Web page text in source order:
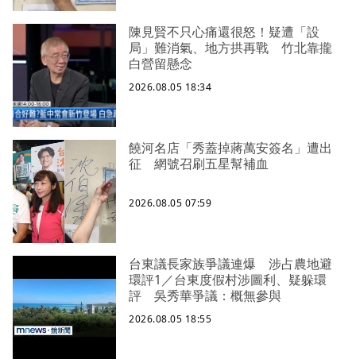
陳見賢不只心痛還很怒！疑遭「設
局」難消氣、地方拱再戰 竹北靠攏
白營留懸念
2026.08.05 18:34
饒河名店「秀蓋掉蔣萬安簽名」遭出
征 網號召刷五星幫補血
2026.08.05 07:59
台東議長家族爭議連爆 涉占農地避
環評1／台東度假村涉圖利、疑躲環
評 吳秀華爭議：概無參與
2026.08.05 18:55